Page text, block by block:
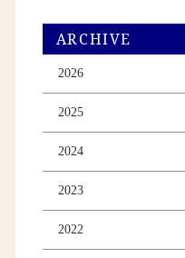
ARCHIVE
2026
2025
2024
2023
2022